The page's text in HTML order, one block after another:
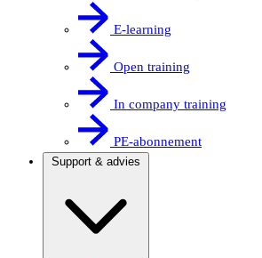
E-learning
Open training
In company training
PE-abonnement
Support & advies